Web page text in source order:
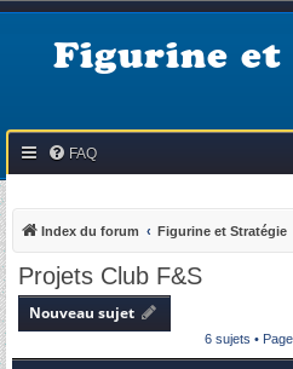
Figurine et
FAQ
Index du forum Figurine et Stratégie
Projets Club F&S
Nouveau sujet
6 sujets • Page